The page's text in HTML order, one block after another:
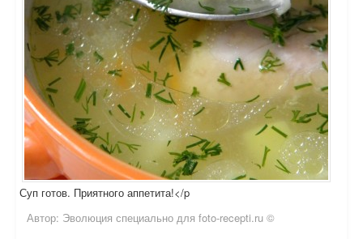
Суп готов. Приятного аппетита!</p
Автор: Эволюция специально для foto-recepti.ru ©